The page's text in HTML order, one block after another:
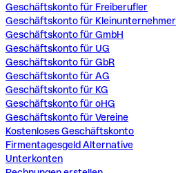
Geschäftskonto für Freiberufler
Geschäftskonto für Kleinunternehmer
Geschäftskonto für GmbH
Geschäftskonto für UG
Geschäftskonto für GbR
Geschäftskonto für AG
Geschäftskonto für KG
Geschäftskonto für oHG
Geschäftskonto für Vereine
Kostenloses Geschäftskonto
Firmentagesgeld Alternative
Unterkonten